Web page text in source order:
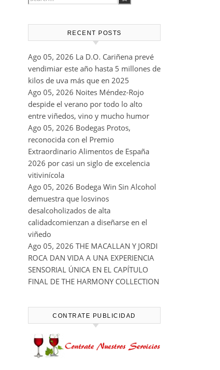
RECENT POSTS
Ago 05, 2026 La D.O. Cariñena prevé
vendimiar este año hasta 5 millones de
kilos de uva más que en 2025
Ago 05, 2026 Noites Méndez-Rojo
despide el verano por todo lo alto
entre viñedos, vino y mucho humor
Ago 05, 2026 Bodegas Protos,
reconocida con el Premio
Extraordinario Alimentos de España
2026 por casi un siglo de excelencia
vitivinícola
Ago 05, 2026 Bodega Win Sin Alcohol
demuestra que losvinos
desalcoholizados de alta
calidadcomienzan a diseñarse en el
viñedo
Ago 05, 2026 THE MACALLAN Y JORDI
ROCA DAN VIDA A UNA EXPERIENCIA
SENSORIAL ÚNICA EN EL CAPÍTULO
FINAL DE THE HARMONY COLLECTION
CONTRATE PUBLICIDAD